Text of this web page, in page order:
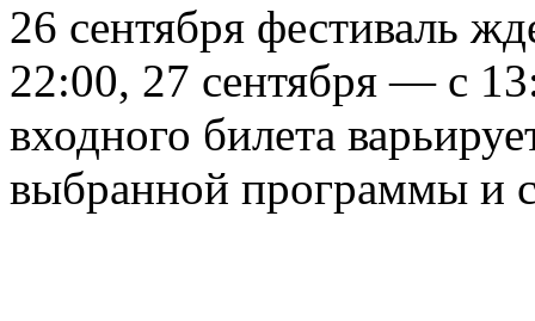
26 сентября фестиваль
22:00, 27 сентября — с
входного билета
выбранной программы и